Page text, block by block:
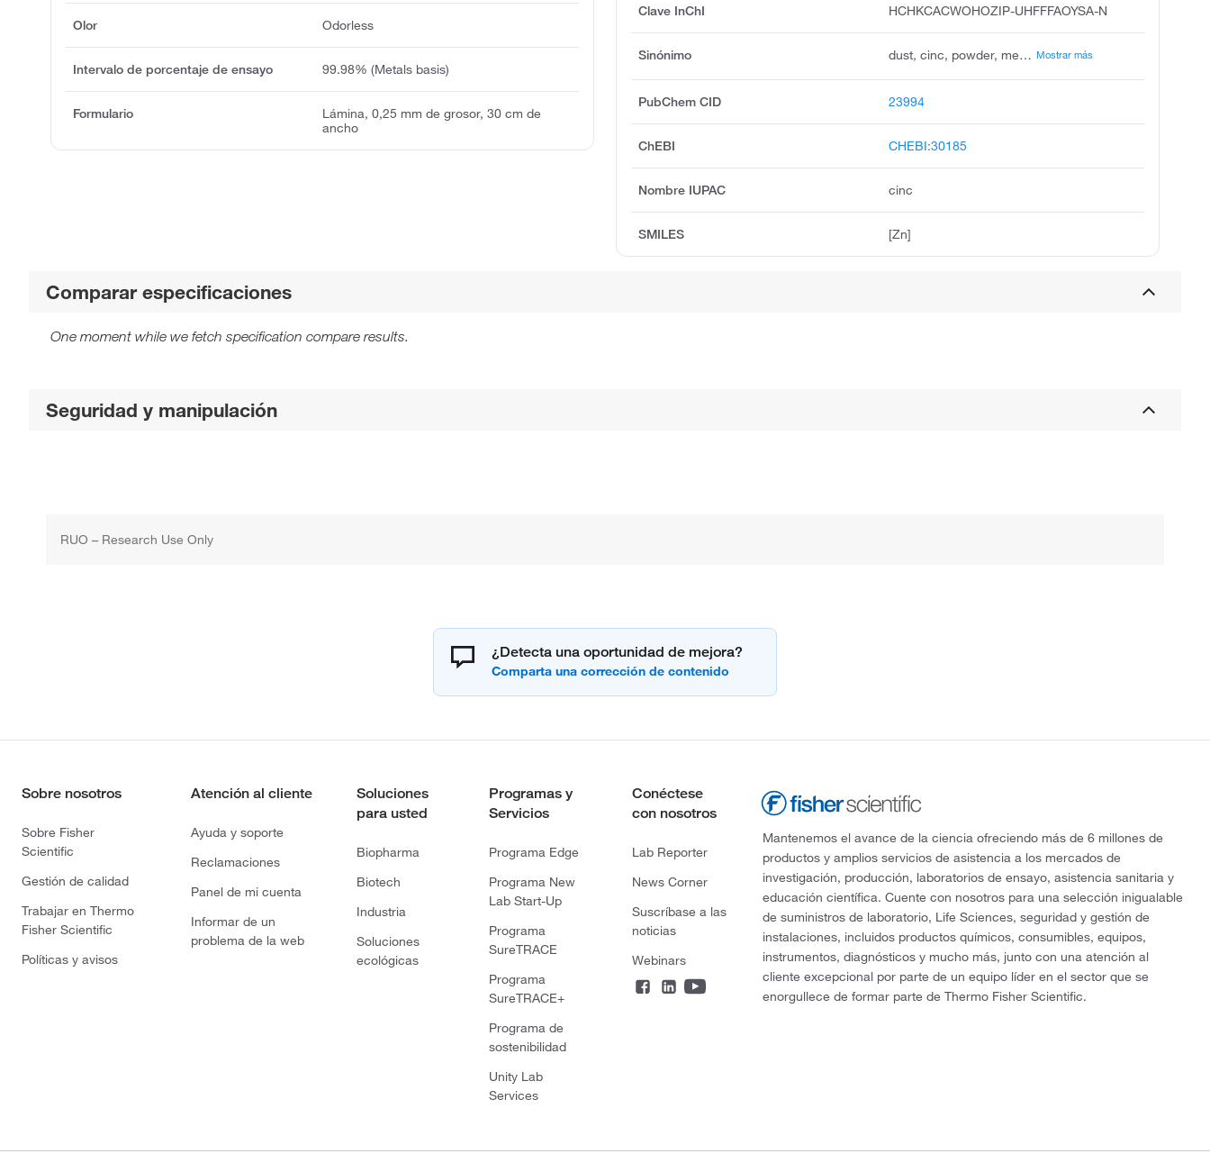
Clave InChI HCHKCACWOHOZIP-UHFFFAOYSA-N
Sinónimo dust, cinc, powder, merrillite, rheinzink, jasad, blue powder, granular, zinc, elemental, emanay dust Mostrar más
PubChem CID 23994
ChEBI CHEBI:30185
Nombre IUPAC cinc
SMILES [Zn]
Olor Odorless
Intervalo de porcentaje de ensayo 99.98% (Metals basis)
Formulario
Lámina, 0,25 mm de grosor, 30 cm de
ancho
Comparar especificaciones
One moment while we fetch specification compare results.
Seguridad y manipulación
RUO – Research Use Only
¿Detecta una oportunidad de mejora?
Sobre nosotros
Sobre Fisher
Scientific
Gestión de calidad
Trabajar en Thermo
Fisher Scientific
Políticas y avisos
Atención al cliente
Ayuda y soporte
Reclamaciones
Panel de mi cuenta
Informar de un
problema de la web
Soluciones
para usted
Biopharma
Biotech
Industria
Soluciones
ecológicas
Programas y
Servicios
Programa Edge
Programa New
Lab Start-Up
Programa
SureTRACE
Programa
SureTRACE+
Programa de
sostenibilidad
Unity Lab
Services
Conéctese
con nosotros
Lab Reporter
News Corner
Suscríbase a las
noticias
Webinars
Mantenemos el avance de la ciencia ofreciendo más de 6 millones de
productos y amplios servicios de asistencia a los mercados de
investigación, producción, laboratorios de ensayo, asistencia sanitaria y
educación científica. Cuente con nosotros para una selección inigualable
de suministros de laboratorio, Life Sciences, seguridad y gestión de
instalaciones, incluidos productos químicos, consumibles, equipos,
instrumentos, diagnósticos y mucho más, junto con una atención al
cliente excepcional por parte de un equipo líder en el sector que se
enorgullece de formar parte de Thermo Fisher Scientific.